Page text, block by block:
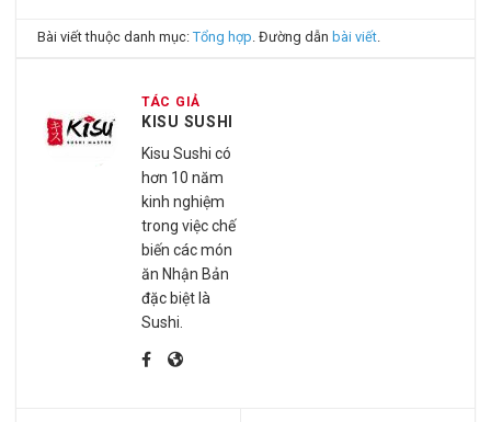
Bài viết thuộc danh mục:Tổng hợp . Đường dẫn bài viết
TÁC GIẢ
KISU SUSHI
Kisu Sushi có
hơn 10 năm
kinh nghiệm
trong việc chế
biến các món
ăn Nhận Bản
đặc biệt là
Sushi.